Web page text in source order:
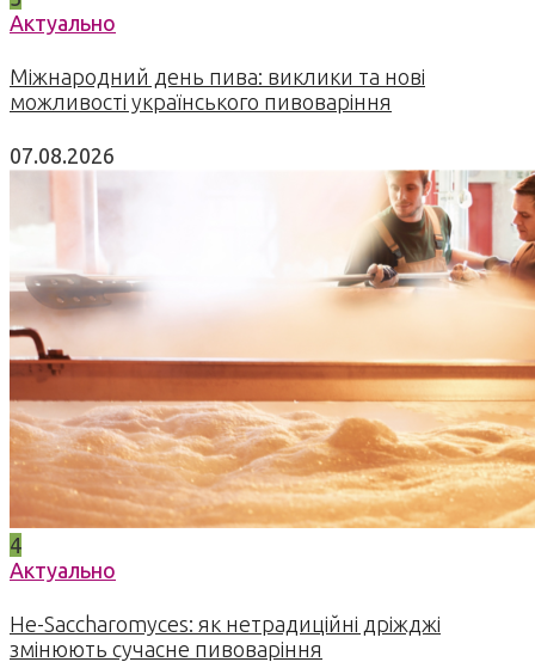
Актуально
Міжнародний день пива: виклики та нові
можливості українського пивоваріння
07.08.2026
4
Актуально
Не-Saccharomyces: як нетрадиційні дріжджі
змінюють сучасне пивоваріння